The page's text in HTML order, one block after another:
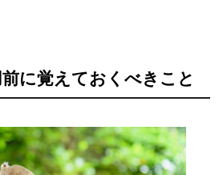
に覚えておくべきこと